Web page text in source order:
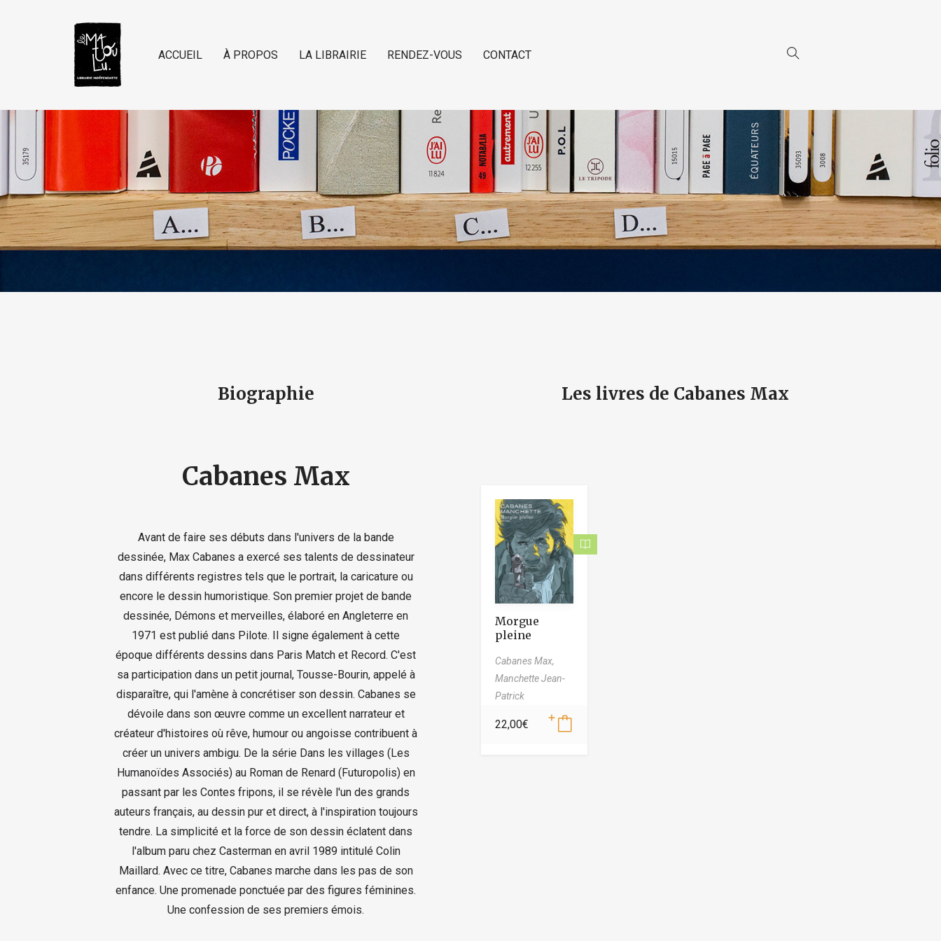
ACCUEIL À PROPOS LA LIBRAIRIE RENDEZ-VOUS CONTACT
Biographie
Cabanes Max
Avant de faire ses débuts dans l'univers de la bande
dessinée, Max Cabanes a exercé ses talents de dessinateur
dans différents registres tels que le portrait, la caricature ou
encore le dessin humoristique. Son premier projet de bande
dessinée, Démons et merveilles, élaboré en Angleterre en
1971 est publié dans Pilote. Il signe également à cette
époque différents dessins dans Paris Match et Record. C'est
sa participation dans un petit journal, Tousse-Bourin, appelé à
disparaître, qui l'amène à concrétiser son dessin. Cabanes se
dévoile dans son œuvre comme un excellent narrateur et
créateur d'histoires où rêve, humour ou angoisse contribuent à
créer un univers ambigu. De la série Dans les villages (Les
Humanoïdes Associés) au Roman de Renard (Futuropolis) en
passant par les Contes fripons, il se révèle l'un des grands
auteurs français, au dessin pur et direct, à l'inspiration toujours
tendre. La simplicité et la force de son dessin éclatent dans
l'album paru chez Casterman en avril 1989 intitulé Colin
Maillard. Avec ce titre, Cabanes marche dans les pas de son
enfance. Une promenade ponctuée par des figures féminines.
Une confession de ses premiers émois.
Les livres de Cabanes Max
Morgue
pleine
Cabanes Max,
Manchette Jean-
Patrick
22,00€